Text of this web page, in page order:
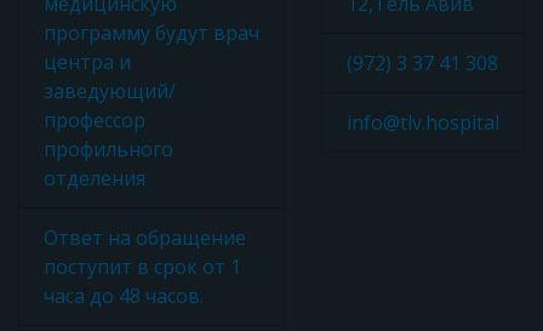
программу будут врач
центра и
заведующий/
профессор
профильного
отделения
Ответ на обращение
поступит в срок от 1
часа до 48 часов.
(972) 3 37 41 308
info@tlv.hospital